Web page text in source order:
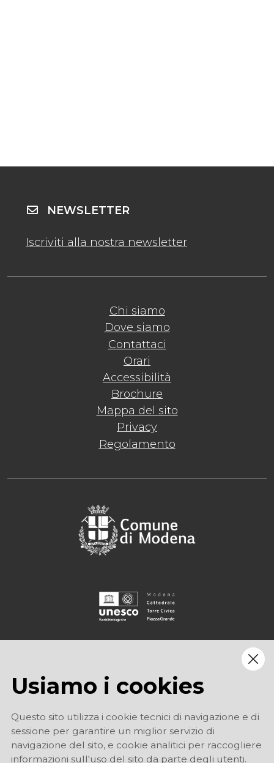
Chi siamo
Dove siamo
Contattaci
Orari
Accessibilità
Brochure
Mappa del sito
Privacy
Regolamento
NEWSLETTER
Iscriviti alla nostra newsletter
Usiamo i cookies
Questo sito utilizza i cookie tecnici di navigazione e di
sessione per garantire un miglior servizio di
navigazione del sito, e cookie analitici per raccogliere
informazioni sull'uso del sito da parte degli utenti.